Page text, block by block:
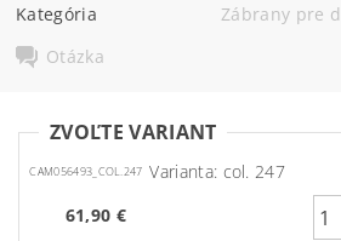
Kategória
Zábrany pre
Otázka
ZVOĽTE VARIANT
CAM056493_COL.247 Varianta: col. 247
61,90 €